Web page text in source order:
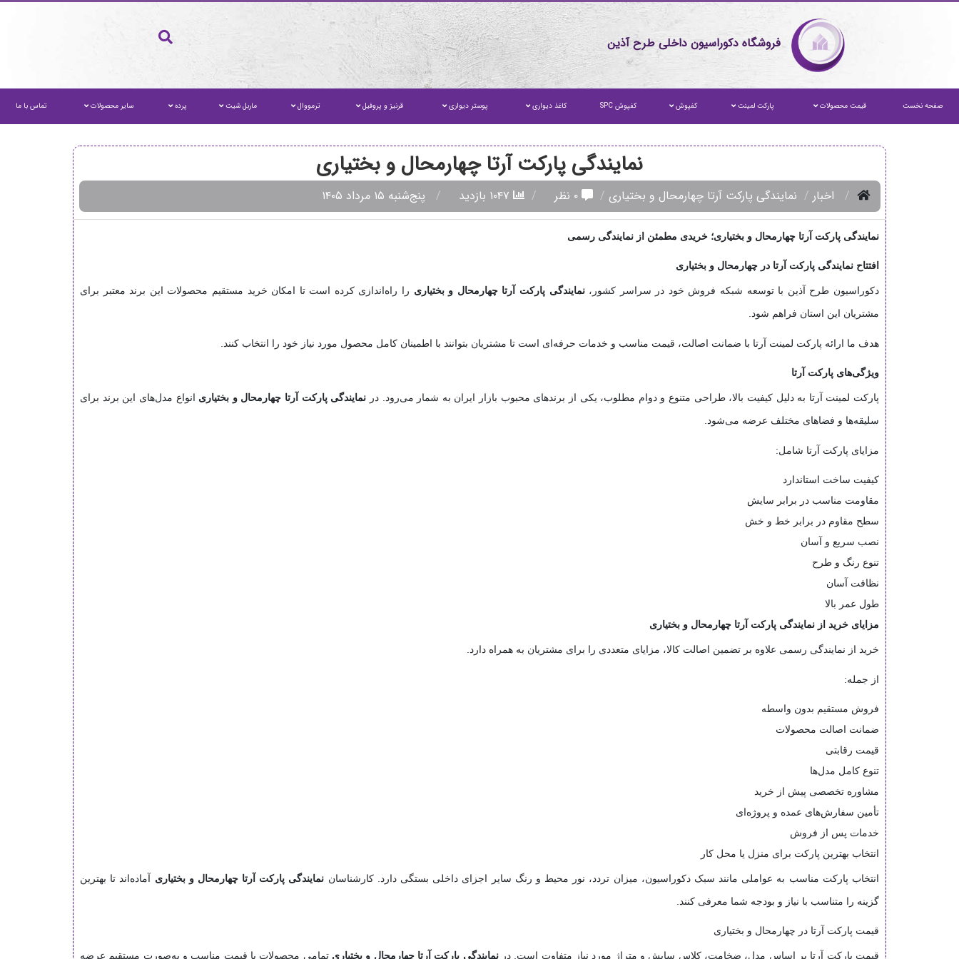
فروشگاه دکوراسیون داخلی طرح آذین
صفحه نخست قیمت محصولات پارکت لمینت کفپوش کفپوش SPC کاغذ دیواری پوستر دیواری قرنیز و پروفیل ترمووال ماربل شیت پرده سایر محصولات تماس با ما
نمایندگی پارکت آرتا چهارمحال و بختیاری
اخبار نمایندگی پارکت آرتا چهارمحال و بختیاری ۰ نظر پنج‌شنبه ۱۵ مرداد ۱۴۰۵
نمایندگی پارکت آرتا چهارمحال و بختیاری؛ خریدی مطمئن از نمایندگی رسمی
افتتاح نمایندگی پارکت آرتا در چهارمحال و بختیاری
دکوراسیون طرح آذین با توسعه شبکه فروش خود در سراسر کشور،نمایندگی پارکت آرتا چهارمحال و بختیاری را راه‌اندازی کرده است تا امکان خرید مستقیم محصولات این برند معتبر برای
مشتریان این استان فراهم شود.
هدف ما ارائه پارکت لمینت آرتا با ضمانت اصالت، قیمت مناسب و خدمات حرفه‌ای است تا مشتریان بتوانند با اطمینان کامل محصول مورد نیاز خود را انتخاب کنند.
ویژگی‌های پارکت آرتا
پارکت لمینت آرتا به دلیل کیفیت بالا، طراحی متنوع و دوام مطلوب، یکی از برندهای محبوب بازار ایران به شمار می‌رود. در نمایندگی پارکت آرتا چهارمحال و بختیاری انواع مدل‌های این برند برای
سلیقه‌ها و فضاهای مختلف عرضه می‌شود.
مزایای پارکت آرتا شامل:
کیفیت ساخت استاندارد
مقاومت مناسب در برابر سایش
سطح مقاوم در برابر خط و خش
نصب سریع و آسان
تنوع رنگ و طرح
نظافت آسان
طول عمر بالا
مزایای خرید از نمایندگی پارکت آرتا چهارمحال و بختیاری
خرید از نمایندگی رسمی علاوه بر تضمین اصالت کالا، مزایای متعددی را برای مشتریان به همراه دارد.
از جمله:
فروش مستقیم بدون واسطه
ضمانت اصالت محصولات
قیمت رقابتی
تنوع کامل مدل‌ها
مشاوره تخصصی پیش از خرید
تأمین سفارش‌های عمده و پروژه‌ای
خدمات پس از فروش
انتخاب بهترین پارکت برای منزل یا محل کار
انتخاب پارکت مناسب به عواملی مانند سبک دکوراسیون، میزان تردد، نور محیط و رنگ سایر اجزای داخلی بستگی دارد. کارشناسان نمایندگی پارکت آرتا چهارمحال و بختیاری آماده‌اند تا بهترین
گزینه را متناسب با نیاز و بودجه شما معرفی کنند.
قیمت پارکت آرتا در چهارمحال و بختیاری
قیمت پارکت آرتا بر اساس مدل، ضخامت، کلاس سایش و متراژ مورد نیاز متفاوت است. درنمایندگی پارکت آرتا چهارمحال و بختیاری تمامی محصولات با قیمت مناسب و به‌صورت مستقیم عرضه